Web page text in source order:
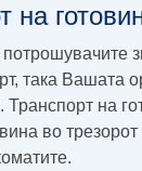
на
така Вашата
Транспорт на
во